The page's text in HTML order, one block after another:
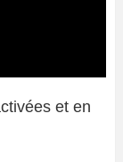
et en